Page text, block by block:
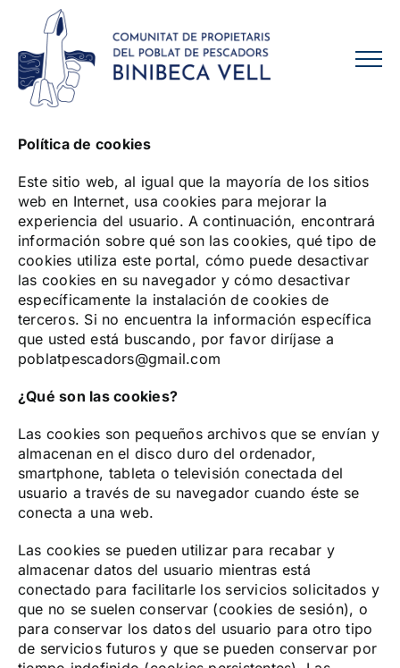
content
Política de cookies
Este sitio web, al igual que la mayoría de los sitios
web en Internet, usa cookies para mejorar la
experiencia del usuario. A continuación, encontrará
información sobre qué son las cookies, qué tipo de
cookies utiliza este portal, cómo puede desactivar
las cookies en su navegador y cómo desactivar
específicamente la instalación de cookies de
terceros. Si no encuentra la información específica
que usted está buscando, por favor diríjase a
poblatpescadors@gmail.com
¿Qué son las cookies?
Las cookies son pequeños archivos que se envían y
almacenan en el disco duro del ordenador,
smartphone, tableta o televisión conectada del
usuario a través de su navegador cuando éste se
conecta a una web.
Las cookies se pueden utilizar para recabar y
almacenar datos del usuario mientras está
conectado para facilitarle los servicios solicitados y
que no se suelen conservar (cookies de sesión), o
para conservar los datos del usuario para otro tipo
de servicios futuros y que se pueden conservar por